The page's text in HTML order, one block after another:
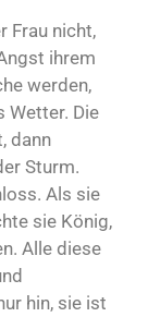
Frau nicht,
ihrem
werden,
Wetter. Die
dann
Sturm.
Als sie
sie König,
Alle diese
hin, sie ist